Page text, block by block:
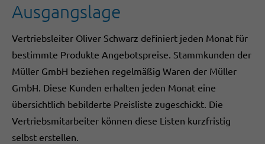
Ausgangslage
Vertriebsleiter Oliver Schwarz definiert jeden Monat für
bestimmte Produkte Angebotspreise. Stammkunden der
Müller GmbH beziehen regelmäßig Waren der Müller
GmbH. Diese Kunden erhalten jeden Monat eine
übersichtlich bebilderte Preisliste zugeschickt. Die
Vertriebsmitarbeiter können diese Listen kurzfristig
selbst erstellen.